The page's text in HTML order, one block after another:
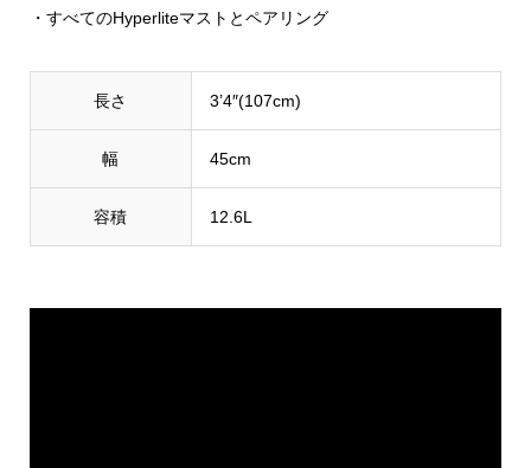
・すべてのHyperliteマストとペアリング
長さ 3’4″(107cm)
幅 45cm
容積 12.6L